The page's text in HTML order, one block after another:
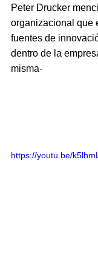
Peter Drucker
organizacional que
fuentes de
dentro de la
misma-
https://youtu.be/